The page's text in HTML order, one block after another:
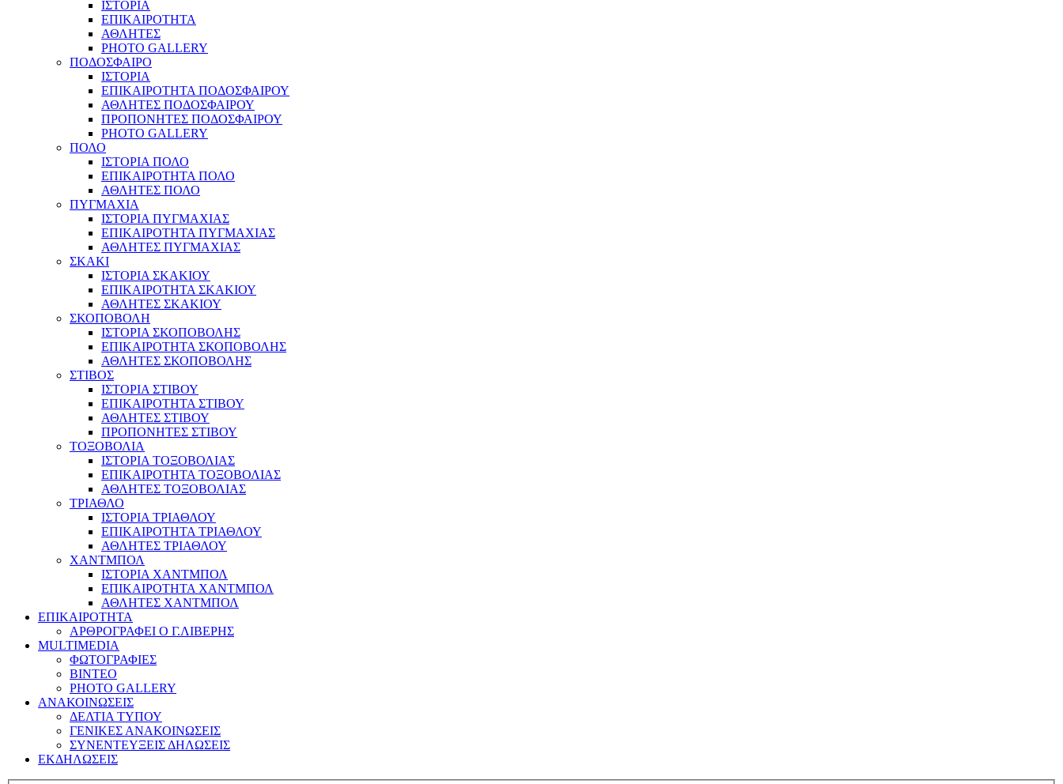
ΙΣΤΟΡΙΑ
ΕΠΙΚΑΙΡΟΤΗΤΑ
ΑΘΛΗΤΕΣ
PHOTO GALLERY
ΠΟΔΟΣΦΑΙΡΟ
ΙΣΤΟΡΙΑ
ΕΠΙΚΑΙΡΟΤΗΤΑ ΠΟΔΟΣΦΑΙΡΟΥ
ΑΘΛΗΤΕΣ ΠΟΔΟΣΦΑΙΡΟΥ
ΠΡΟΠΟΝΗΤΕΣ ΠΟΔΟΣΦΑΙΡΟΥ
PHOTO GALLERY
ΠΟΛΟ
ΙΣΤΟΡΙΑ ΠΟΛΟ
ΕΠΙΚΑΙΡΟΤΗΤΑ ΠΟΛΟ
ΑΘΛΗΤΕΣ ΠΟΛΟ
ΠΥΓΜΑΧΙΑ
ΙΣΤΟΡΙΑ ΠΥΓΜΑΧΙΑΣ
ΕΠΙΚΑΙΡΟΤΗΤΑ ΠΥΓΜΑΧΙΑΣ
ΑΘΛΗΤΕΣ ΠΥΓΜΑΧΙΑΣ
ΣΚΑΚΙ
ΙΣΤΟΡΙΑ ΣΚΑΚΙΟΥ
ΕΠΙΚΑΙΡΟΤΗΤΑ ΣΚΑΚΙΟΥ
ΑΘΛΗΤΕΣ ΣΚΑΚΙΟΥ
ΣΚΟΠΟΒΟΛΗ
ΙΣΤΟΡΙΑ ΣΚΟΠΟΒΟΛΗΣ
ΕΠΙΚΑΙΡΟΤΗΤΑ ΣΚΟΠΟΒΟΛΗΣ
ΑΘΛΗΤΕΣ ΣΚΟΠΟΒΟΛΗΣ
ΣΤΙΒΟΣ
ΙΣΤΟΡΙΑ ΣΤΙΒΟΥ
ΕΠΙΚΑΙΡΟΤΗΤΑ ΣΤΙΒΟΥ
ΑΘΛΗΤΕΣ ΣΤΙΒΟΥ
ΠΡΟΠΟΝΗΤΕΣ ΣΤΙΒΟΥ
ΤΟΞΟΒΟΛΙΑ
ΙΣΤΟΡΙΑ ΤΟΞΟΒΟΛΙΑΣ
ΕΠΙΚΑΙΡΟΤΗΤΑ ΤΟΞΟΒΟΛΙΑΣ
ΑΘΛΗΤΕΣ ΤΟΞΟΒΟΛΙΑΣ
ΤΡΙΑΘΛΟ
ΙΣΤΟΡΙΑ ΤΡΙΑΘΛΟΥ
ΕΠΙΚΑΙΡΟΤΗΤΑ ΤΡΙΑΘΛΟΥ
ΑΘΛΗΤΕΣ ΤΡΙΑΘΛΟΥ
ΧΑΝΤΜΠΟΛ
ΙΣΤΟΡΙΑ ΧΑΝΤΜΠΟΛ
ΕΠΙΚΑΙΡΟΤΗΤΑ ΧΑΝΤΜΠΟΛ
ΑΘΛΗΤΕΣ ΧΑΝΤΜΠΟΛ
ΕΠΙΚΑΙΡΟΤΗΤΑ
ΑΡΘΡΟΓΡΑΦΕΙ Ο Γ.ΛΙΒΕΡΗΣ
MULTIMEDIA
ΦΩΤΟΓΡΑΦΙΕΣ
ΒΙΝΤΕΟ
PHOTO GALLERY
ΑΝΑΚΟΙΝΩΣΕΙΣ
ΔΕΛΤΙΑ ΤΥΠΟΥ
ΓΕΝΙΚΕΣ ΑΝΑΚΟΙΝΩΣΕΙΣ
ΣΥΝΕΝΤΕΥΞΕΙΣ ΔΗΛΩΣΕΙΣ
ΕΚΔΗΛΩΣΕΙΣ